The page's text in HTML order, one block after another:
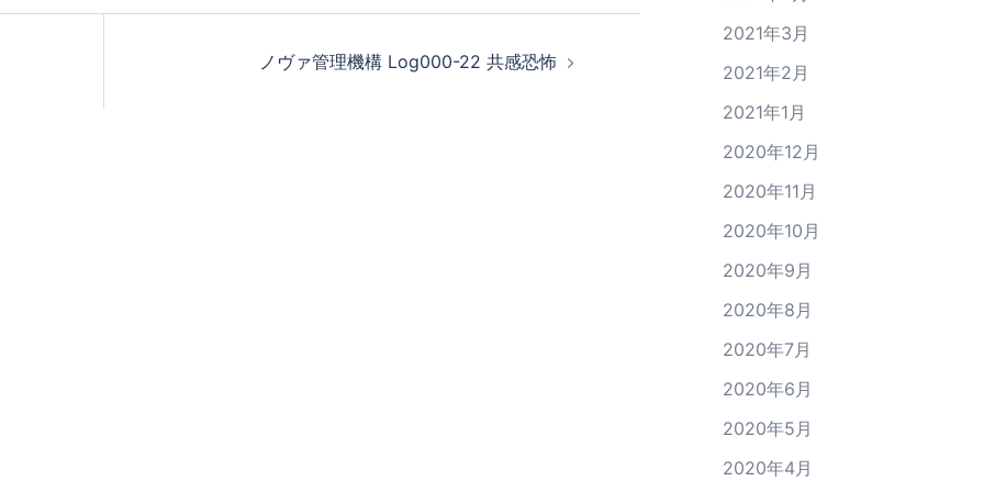
ノヴァ管理機構 Log000-22 共感恐怖
2021年3月
2021年2月
2021年1月
2020年12月
2020年11月
2020年10月
2020年9月
2020年8月
2020年7月
2020年6月
2020年5月
2020年4月